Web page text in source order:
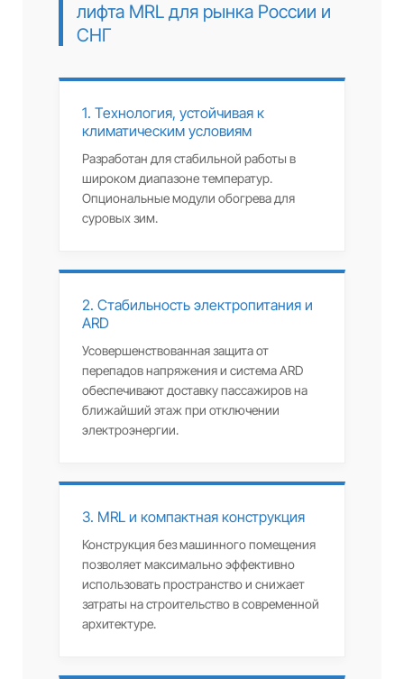
лифта MRL для рынка России и
СНГ
1. Технология, устойчивая к
климатическим условиям
Разработан для стабильной работы в
широком диапазоне температур.
Опциональные модули обогрева для
суровых зим.
2. Стабильность электропитания и
ARD
Усовершенствованная защита от
перепадов напряжения и система ARD
обеспечивают доставку пассажиров на
ближайший этаж при отключении
электроэнергии.
3. MRL и компактная конструкция
Конструкция без машинного помещения
позволяет максимально эффективно
использовать пространство и снижает
затраты на строительство в современной
архитектуре.